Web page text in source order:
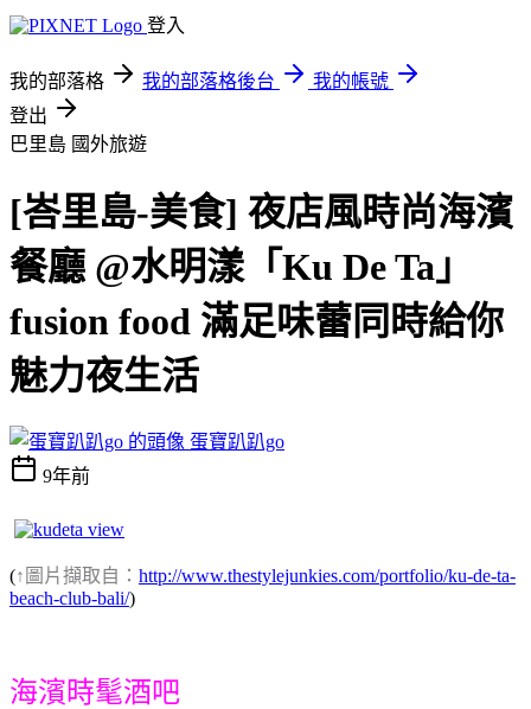
登入
我的部落格 我的部落格後台
我的帳號
登出
巴里島 國外旅遊
[峇里島-美食] 夜店風時尚海濱
餐廳 @水明漾「Ku De Ta」
fusion food 滿足味蕾同時給你
魅力夜生活
蛋寶趴趴go
9年前
(↑圖片擷取自： http://www.thestylejunkies.com/portfolio/ku-de-ta-
beach-club-bali/)
海濱時髦酒吧